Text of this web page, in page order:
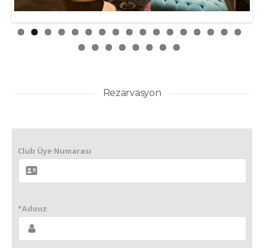
Rezarvasyon
Club Üye Numarası
*Adınız